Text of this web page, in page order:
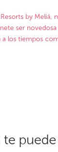
Resorts by Meliá,
ser novedosa
a los tiempos
te